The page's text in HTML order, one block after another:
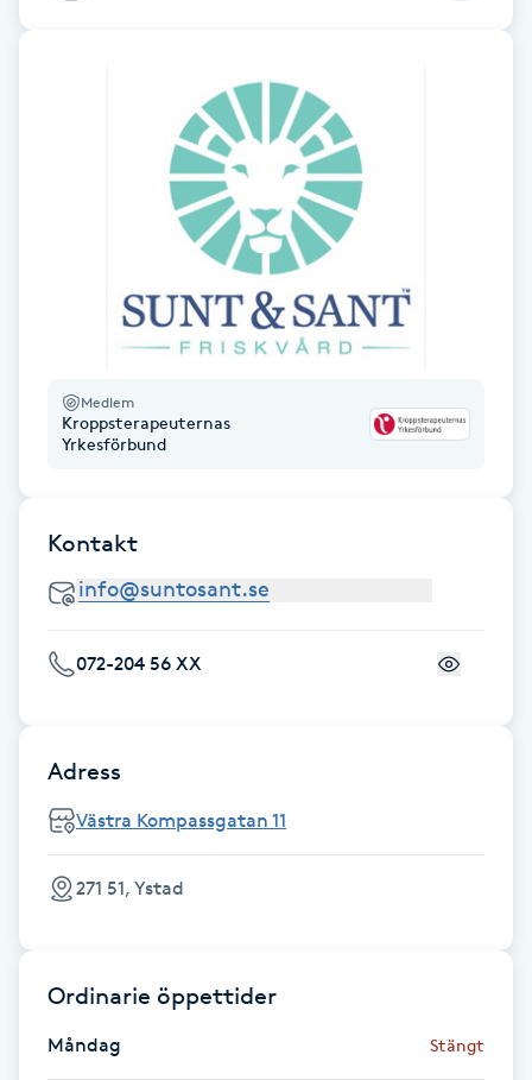
Fransfärgning
Fransförlängning Megavolym
Fransförlängning Volym
Fransk manikyr
Frekvensterapi
Friskvård
Frisör
Färgning
Föning
Gelenaglar
Medlem
Kroppsterapeuternas
Yrkesförbund
Kontakt
072-204 56 XX
Adress
Västra Kompassgatan 11
271 51, Ystad
Ordinarie öppettider
Måndag Stängt